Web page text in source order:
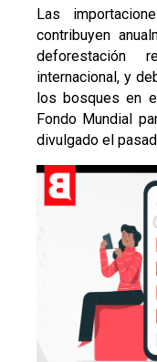
Las
contribuyen
deforestación
internacional, y
los bosques en
Fondo Mundial
divulgado el